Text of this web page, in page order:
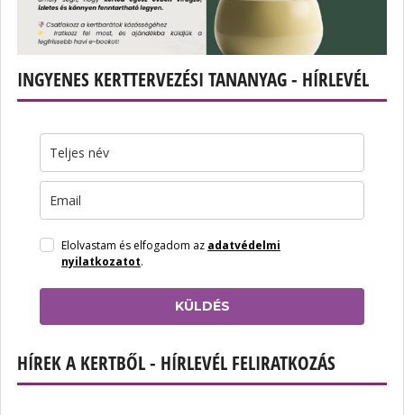
INGYENES KERTTERVEZÉSI TANANYAG - HÍRLEVÉL
Elolvastam és elfogadom az adatvédelmi
nyilatkozatot.
KÜLDÉS
HÍREK A KERTBŐL - HÍRLEVÉL FELIRATKOZÁS